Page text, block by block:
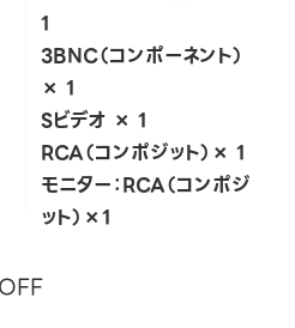
1
3BNC（コンポーネント）
× 1
Sビデオ × 1
RCA（コンポジット）× 1
モニター：RCA（コンポジ
ット）×1